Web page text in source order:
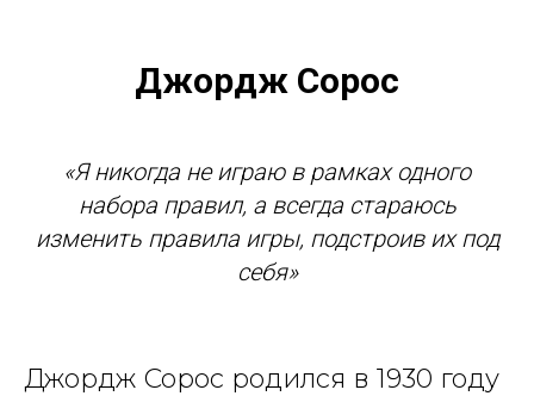
Джордж Сорос
«Я никогда не играю в рамках одного
набора правил, а всегда стараюсь
изменить правила игры, подстроив их под
себя»
Джордж Сорос родился в 1930 году